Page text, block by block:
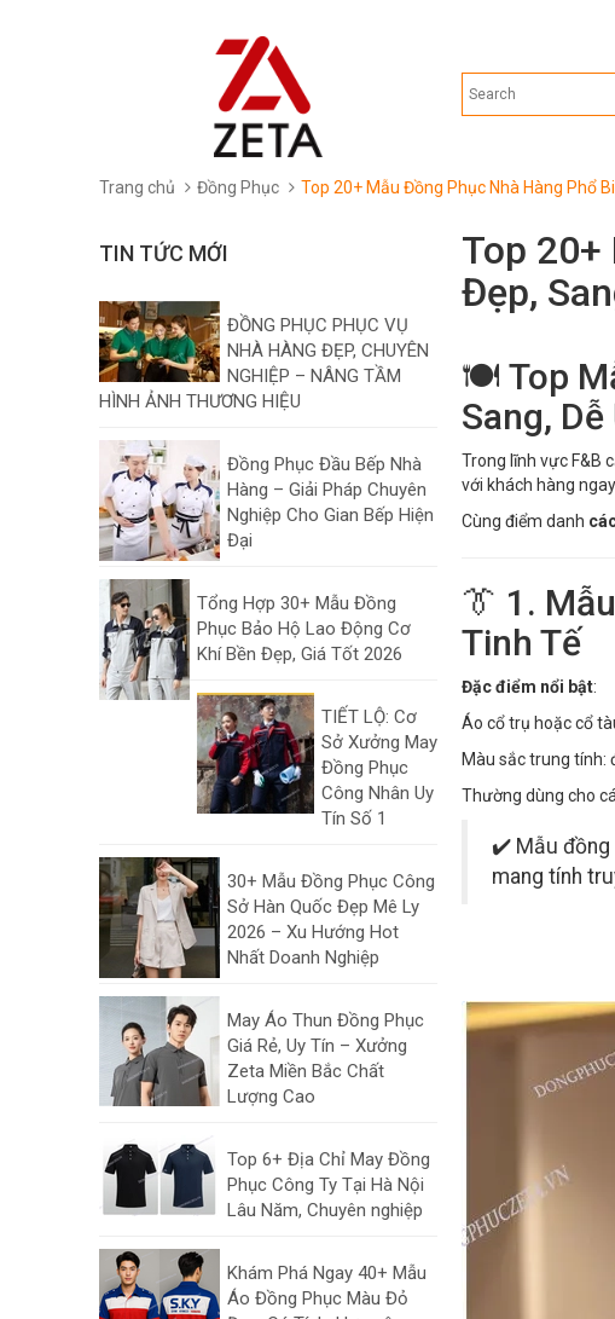
Trang chủ Đồng Phục Top 20+ Mẫu Đồng Phục Nhà Hàng Phổ
TIN TỨC MỚI
ĐỒNG PHỤC PHỤC VỤ
NHÀ HÀNG ĐẸP, CHUYÊN
NGHIỆP – NÂNG TẦM
HÌNH ẢNH THƯƠNG HIỆU
Đồng Phục Đầu Bếp Nhà
Hàng – Giải Pháp Chuyên
Nghiệp Cho Gian Bếp Hiện
Đại
Tổng Hợp 30+ Mẫu Đồng
Phục Bảo Hộ Lao Động Cơ
Khí Bền Đẹp, Giá Tốt 2026
TIẾT LỘ: Cơ
Sở Xưởng May
Đồng Phục
Công Nhân Uy
Tín Số 1
30+ Mẫu Đồng Phục Công
Sở Hàn Quốc Đẹp Mê Ly
2026 – Xu Hướng Hot
Nhất Doanh Nghiệp
May Áo Thun Đồng Phục
Giá Rẻ, Uy Tín – Xưởng
Zeta Miền Bắc Chất
Lượng Cao
Top 6+ Địa Chỉ May Đồng
Phục Công Ty Tại Hà Nội
Lâu Năm, Chuyên nghiệp
Khám Phá Ngay 40+ Mẫu
Áo Đồng Phục Màu Đỏ
Top
Đẹp,
🍽️ Top
Sang,
Trong lĩnh vực F&B
với khách hàng
Cùng điểm danh
👔 1.
Tinh Tế
Đặc điểm nổi bật:
Áo cổ trụ hoặc cổ
Màu sắc trung tính:
Thường dùng cho
✔️ Mẫu đồng
mang tính